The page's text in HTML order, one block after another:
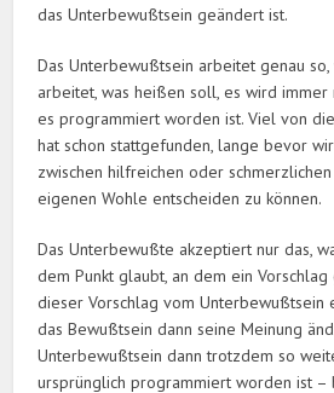
das Unterbewußtsein geändert ist.
Das Unterbewußtsein arbeitet genau
arbeitet, was heißen soll, es wird
es programmiert worden ist. Viel von
hat schon stattgefunden, lange bevor
zwischen hilfreichen oder
eigenen Wohle entscheiden zu können.
Das Unterbewußte akzeptiert nur das,
dem Punkt glaubt, an dem ein Vorschlag
dieser Vorschlag vom Unterbewußtsein
das Bewußtsein dann seine Meinung
Unterbewußtsein dann trotzdem so
ursprünglich programmiert worden ist –